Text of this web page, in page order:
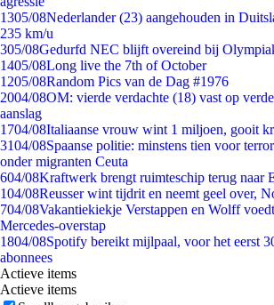
1305/08Nederlander (23) aangehouden in
235 km/u
305/08Gedurfd NEC blijft overeind bij
1405/08Long live the 7th of October
1205/08Random Pics van de Dag #1976
2004/08OM: vierde verdachte (18) vast op
aanslag
1704/08Italiaanse vrouw wint 1 miljoen, gooit
3104/08Spaanse politie: minstens tien voor
onder migranten Ceuta
604/08Kraftwerk brengt ruimteschip terug naar
104/08Reusser wint tijdrit en neemt geel over,
704/08Vakantiekiekje Verstappen en Wolff
Mercedes-overstap
1804/08Spotify bereikt mijlpaal, voor het eerst
abonnees
Actieve items
Actieve items